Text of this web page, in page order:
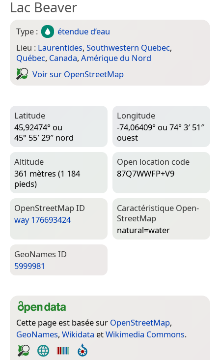
Lac Beaver
Type :
étendue d’eau
Lieu : Laurentides, Southwestern Quebec,
Québec, Canada, Amérique du Nord
Voir sur Open­Street­Map
Latitude
45,92474° ou
45° 55′ 29″ nord
Longitude
-74,06409° ou 74° 3′ 51″
ouest
Altitude
361 mètres (1 184
pieds)
Open location code
87Q7WWFP+V9
Open­Street­Map ID
way 176693424
Caractéristique Open­
Street­Map
natural=­water
Geo­Names ID
5999981
Cette page est basée sur OpenStreetMap,
GeoNames, Wikidata etWikimedia Commons.